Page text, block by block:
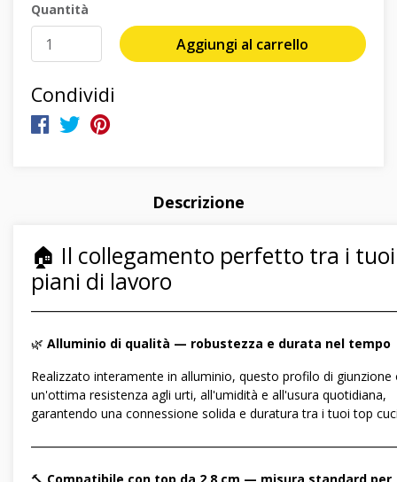
Quantità
Aggiungi al carrello
Condividi
Descrizione
🏠 Il collegamento perfetto tra i tuoi
piani di lavoro
🌿 Alluminio di qualità — robustezza e durata nel tempo
Realizzato interamente in alluminio, questo profilo di giunzione
un'ottima resistenza agli urti, all'umidità e all'usura quotidiana,
garantendo una connessione solida e duratura tra i tuoi top